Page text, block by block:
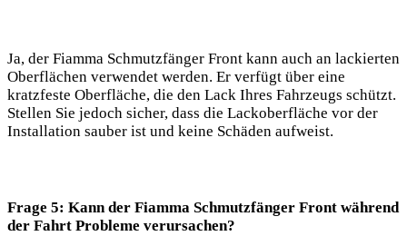
Ja, der Fiamma Schmutzfänger Front kann auch an lackierten
Oberflächen verwendet werden. Er verfügt über eine
kratzfeste Oberfläche, die den Lack Ihres Fahrzeugs schützt.
Stellen Sie jedoch sicher, dass die Lackoberfläche vor der
Installation sauber ist und keine Schäden aufweist.
Frage 5: Kann der Fiamma Schmutzfänger Front während
der Fahrt Probleme verursachen?